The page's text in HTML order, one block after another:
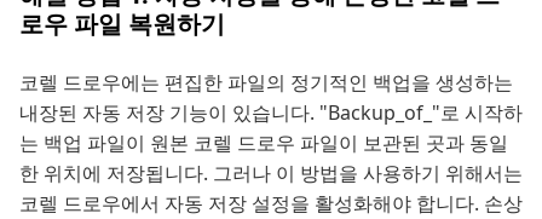
로우 파일 복원하기
코렐 드로우에는 편집한 파일의 정기적인 백업을 생성하는
내장된 자동 저장 기능이 있습니다. "Backup_of_"로 시작하
는 백업 파일이 원본 코렐 드로우 파일이 보관된 곳과 동일
한 위치에 저장됩니다. 그러나 이 방법을 사용하기 위해서는
코렐 드로우에서 자동 저장 설정을 활성화해야 합니다. 손상